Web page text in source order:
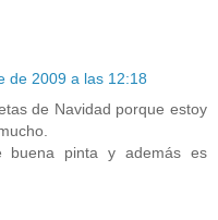
de 2009 a las 12:18
de Navidad porque estoy
buena pinta y además es